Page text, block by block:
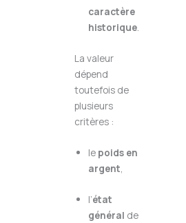
caractère
historique.
La valeur
dépend
toutefois de
plusieurs
critères :
le poids en
argent
l’état
général de